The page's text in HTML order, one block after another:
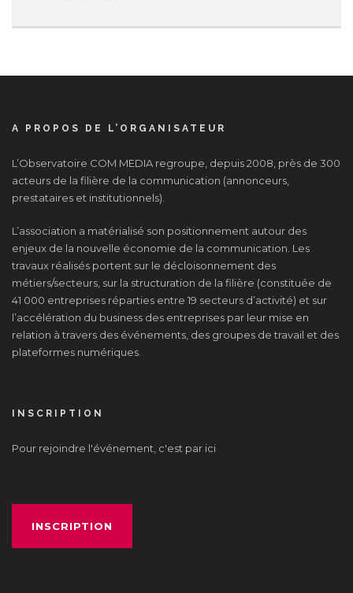
A PROPOS DE L’ORGANISATEUR
L’Observatoire COM MEDIA regroupe, depuis 2008, près de 300
acteurs de la filière de la communication (annonceurs,
prestataires et institutionnels).
L’association a matérialisé son positionnement autour des
enjeux de la nouvelle économie de la communication. Les
travaux réalisés portent sur le décloisonnement des
métiers/secteurs, sur la structuration de la filière (constituée de
41 000 entreprises réparties entre 19 secteurs d’activité) et sur
l’accélération du business des entreprises par leur mise en
relation à travers des événements, des groupes de travail et des
plateformes numériques.
INSCRIPTION
Pour rejoindre l'événement, c'est par ici
INSCRIPTION